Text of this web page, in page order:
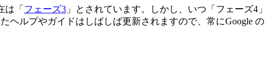
は「 フェーズ3 」とされています。しかし、いつ「フェーズ4」
ヘルプやガイドはしばしば更新されますので、常にGoogle の